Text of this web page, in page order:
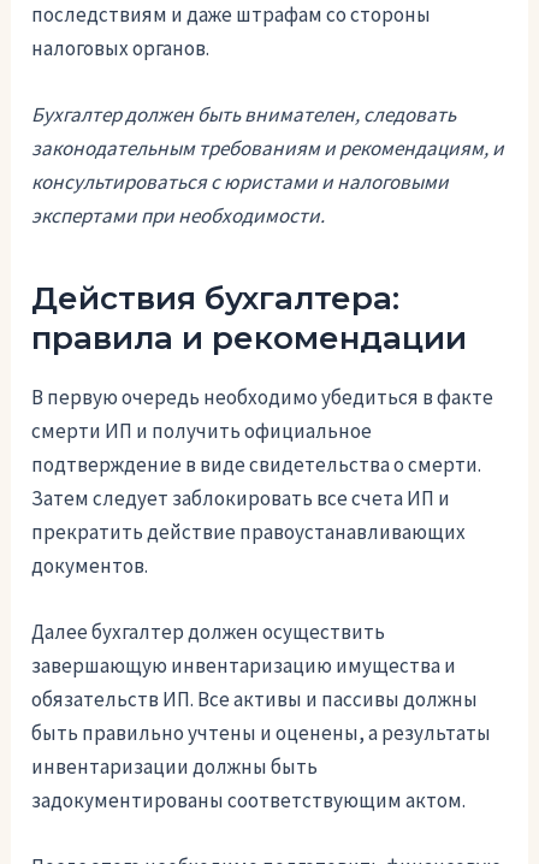
последствиям и даже штрафам со стороны
налоговых органов.
Бухгалтер должен быть внимателен, следовать
законодательным требованиям и рекомендациям, и
консультироваться с юристами и налоговыми
экспертами при необходимости.
Действия бухгалтера:
правила и рекомендации
В первую очередь необходимо убедиться в факте
смерти ИП и получить официальное
подтверждение в виде свидетельства о смерти.
Затем следует заблокировать все счета ИП и
прекратить действие правоустанавливающих
документов.
Далее бухгалтер должен осуществить
завершающую инвентаризацию имущества и
обязательств ИП. Все активы и пассивы должны
быть правильно учтены и оценены, а результаты
инвентаризации должны быть
задокументированы соответствующим актом.